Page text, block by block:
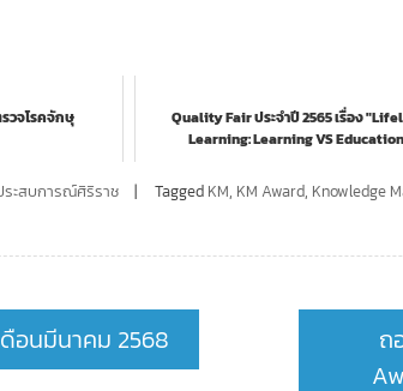
วจโรคจักษุ
Quality Fair ประจำปี 2565 เรื่อง
Learning: Learning VS
ระสบการณ์ศิริราช Tagged KM, KM Award, Knowledge
อนมีนาคม 2568
ถ